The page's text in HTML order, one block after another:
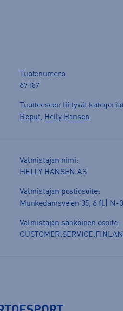
Tuotenumero
67187
Tuotteeseen liittyvät kategoriat
Reput, Helly Hansen
Valmistajan nimi:
HELLY HANSEN AS
Valmistajan postiosoite:
Munkedamsveien 35, 6 fl.| N-
Valmistajan sähköinen osoite: